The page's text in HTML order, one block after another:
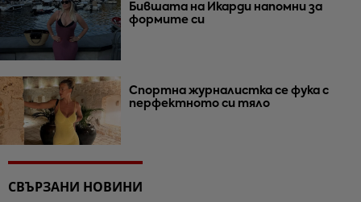
Бившата на Икарди напомни за
формите си
Спортна журналистка се фука с
перфектното си тяло
СВЪРЗАНИ НОВИНИ